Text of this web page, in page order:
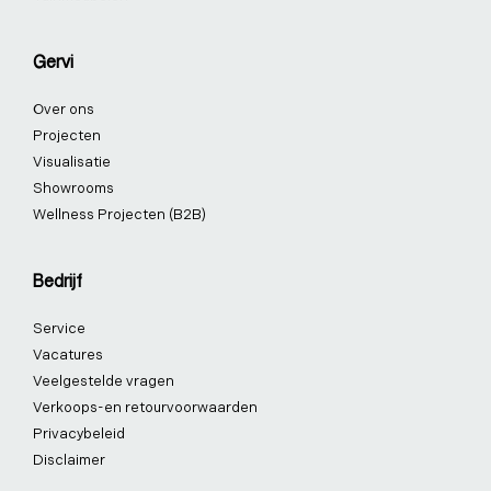
Gervi
Over ons
Projecten
Visualisatie
Showrooms
Wellness Projecten (B2B)
Bedrijf
Service
Vacatures
Veelgestelde vragen
Verkoops-en retourvoorwaarden
Privacybeleid
Disclaimer